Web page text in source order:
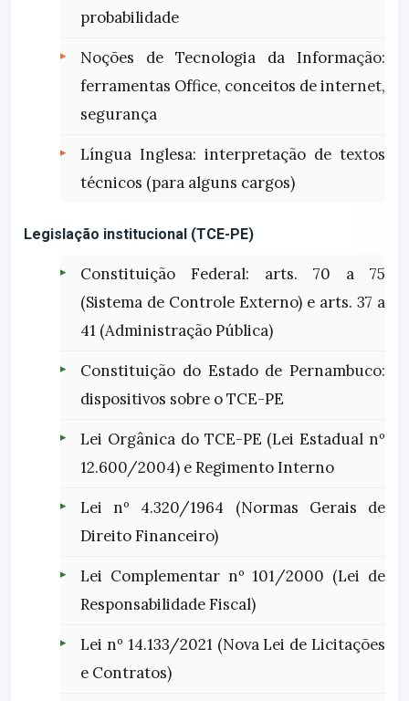
probabilidade
Noções de Tecnologia da Informação:
ferramentas Office, conceitos de internet,
segurança
Língua Inglesa: interpretação de textos
técnicos (para alguns cargos)
Legislação institucional (TCE-PE)
Constituição Federal: arts. 70 a 75
(Sistema de Controle Externo) e arts. 37 a
41 (Administração Pública)
Constituição do Estado de Pernambuco:
dispositivos sobre o TCE-PE
Lei Orgânica do TCE-PE (Lei Estadual nº
12.600/2004) e Regimento Interno
Lei nº 4.320/1964 (Normas Gerais de
Direito Financeiro)
Lei Complementar nº 101/2000 (Lei de
Responsabilidade Fiscal)
Lei nº 14.133/2021 (Nova Lei de Licitações
e Contratos)